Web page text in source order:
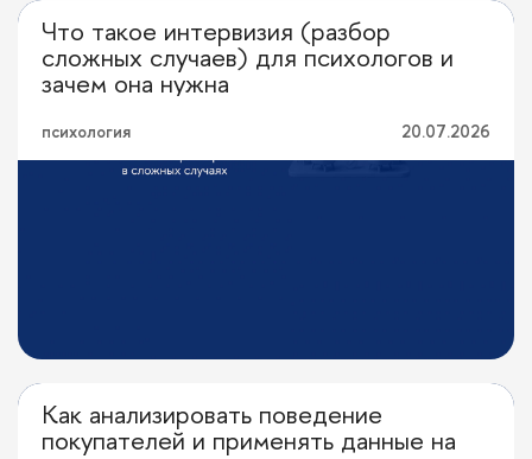
Можно вопрос?
Что такое интервизия (разбор
сложных случаев) для психологов и
зачем она нужна
психология 20.07.2026
Можно вопрос?
Как анализировать поведение
покупателей и применять данные на